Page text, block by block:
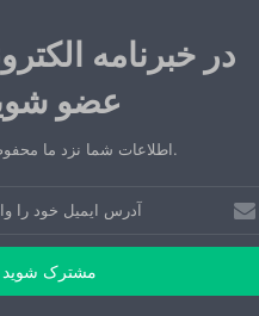
در خبرنامه
عضو
.اطلاعات شما نزد ما